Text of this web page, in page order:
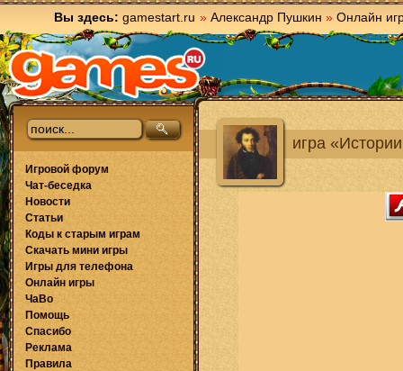
Вы здесь: gamestart.ru » Александр Пушкин » Онлайн
игра
Игровой форум
Чат-беседка
Новости
Статьи
Коды к старым играм
Скачать мини игры
Игры для телефона
Онлайн игры
ЧаВо
Помощь
Спасибо
Реклама
Правила